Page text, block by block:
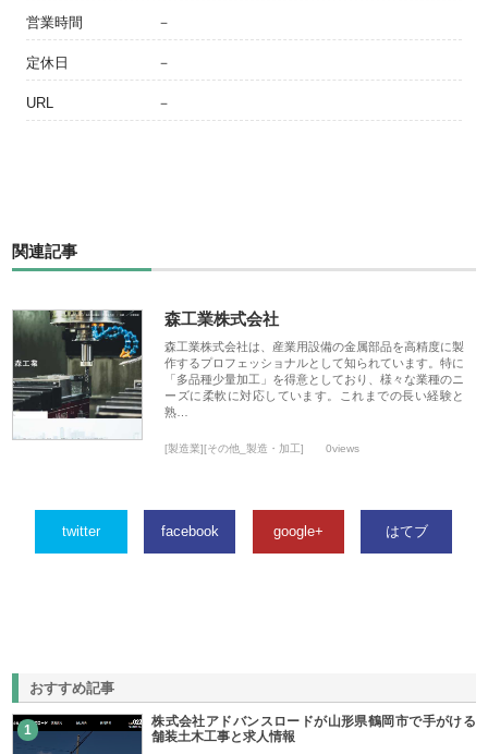
営業時間 －
定休日 －
URL －
関連記事
森工業株式会社
森工業株式会社は、産業用設備の金属部品を高精度に製
作するプロフェッショナルとして知られています。特に
「多品種少量加工」を得意としており、様々な業種のニ
ーズに柔軟に対応しています。これまでの長い経験と
熟…
[製造業][その他_製造・加工] 0views
twitter facebook google+ はてブ
おすすめ記事
1
株式会社アドバンスロードが山形県鶴岡市で手がける
舗装土木工事と求人情報